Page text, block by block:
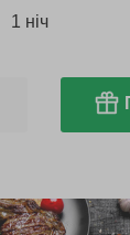
1 ніч